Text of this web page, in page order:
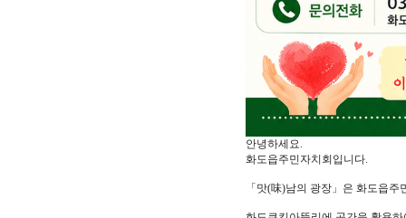
안녕하세요.
화도읍주민자치회입니다.
「맛(味)남의 광장」은 화도읍